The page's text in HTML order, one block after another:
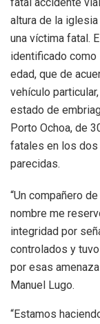
altura de la
una víctima fatal.
identificado como
edad, que de
vehículo
estado de
Porto Ochoa, de
fatales en los dos
parecidas.
“Un compañero
nombre me
integridad por
controlados y
por esas
Manuel Lugo.
“Estamos